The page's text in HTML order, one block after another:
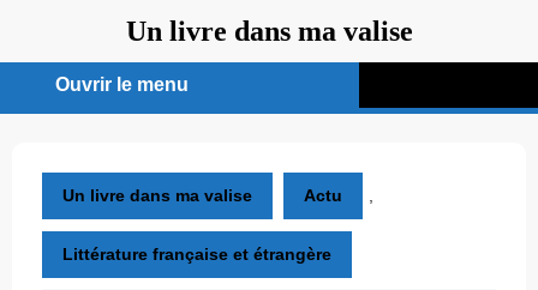
contenu
Un livre dans ma valise
Ouvrir le menu
menu
Un livre dans ma valise Actu
Littérature française et étrangère